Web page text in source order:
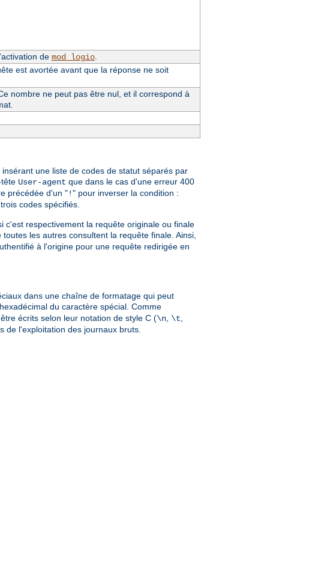
de mod_logio.
est avortée avant que la réponse ne soit
nombre ne peut pas être nul, et il correspond à
une liste de codes de statut séparés par
User-agent que dans le cas d'une erreur 400
précédée d'un "!" pour inverser la condition :
codes spécifiés.
c'est respectivement la requête originale ou finale
les autres consultent la requête finale. Ainsi,
à l'origine pour une requête redirigée en
dans une chaîne de formatage qui peut
du caractère spécial. Comme
écrits selon leur notation de style C (\n, \t,
de l'exploitation des journaux bruts.